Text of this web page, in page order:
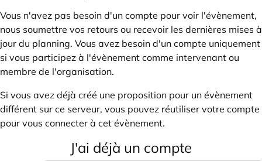
Vous n'avez pas besoin d'un compte pour voir l'évènement,
nous soumettre vos retours ou recevoir les dernières mises à
jour du planning. Vous avez besoin d'un compte uniquement
si vous participez à l'évènement comme intervenant ou
membre de l'organisation.
Si vous avez déjà créé une proposition pour un évènement
différent sur ce serveur, vous pouvez réutiliser votre compte
pour vous connecter à cet évènement.
J'ai déjà un compte